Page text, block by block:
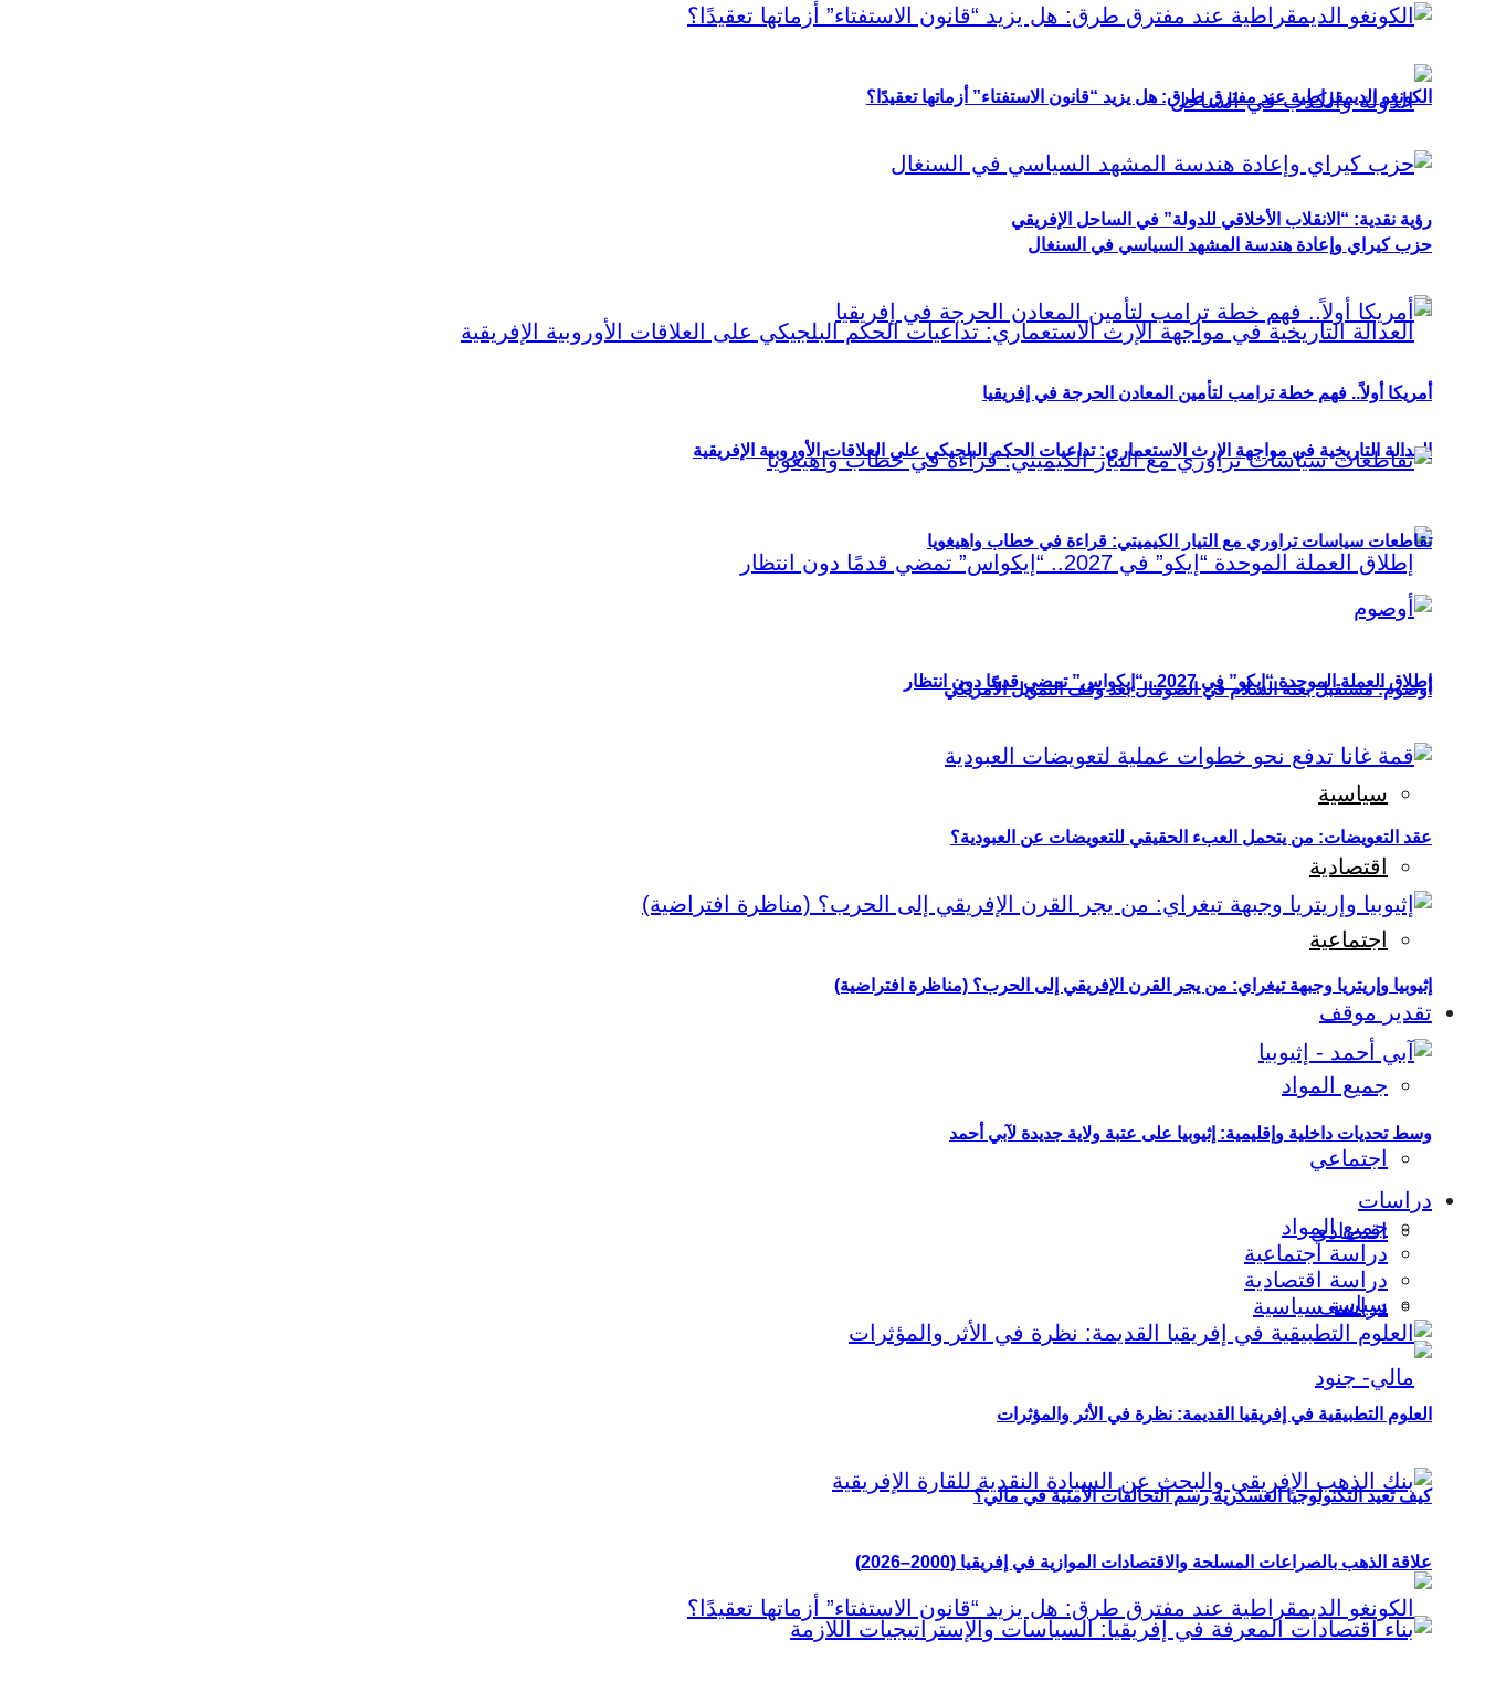
رؤية نقدية: “الانقلاب الأخلاقي للدولة” في الساحل الإفريقي
العدالة التاريخية في مواجهة الإرث الاستعماري: تداعيات الحكم البلجيكي على العلاقات الأوروبية الإفريقية
إطلاق العملة الموحدة “إيكو” في 2027.. “إيكواس” تمضي قدمًا دون انتظار
سياسية
اقتصادية
اجتماعية
تقدير موقف
جميع المواد
اجتماعي
اقتصادي
سياسي
كيف تعيد التكنولوجيا العسكرية رسم التحالفات الأمنية في مالي؟
الكونغو الديمقراطية عند مفترق طرق: هل يزيد “قانون الاستفتاء” أزماتها تعقيدًا؟
حزب كيراي وإعادة هندسة المشهد السياسي في السنغال
أمريكا أولاً.. فهم خطة ترامب لتأمين المعادن الحرجة في إفريقيا
تقاطعات سياسات تراوري مع التيار الكيميتي: قراءة في خطاب واهيغويا
أوصوم: مستقبل بعثة السلام في الصومال بعد وقف التمويل الأمريكي
عقد التعويضات: من يتحمل العبء الحقيقي للتعويضات عن العبودية؟
إثيوبيا وإريتريا وجبهة تيغراي: من يجر القرن الإفريقي إلى الحرب؟ (مناظرة افتراضية)
وسط تحديات داخلية وإقليمية: إثيوبيا على عتبة ولاية جديدة لآبي أحمد
دراسات
جميع المواد
دراسة اجتماعية
دراسة اقتصادية
دراسة سياسية
العلوم التطبيقية في إفريقيا القديمة: نظرة في الأثر والمؤثرات
علاقة الذهب بالصراعات المسلحة والاقتصادات الموازية في إفريقيا (2000–2026)